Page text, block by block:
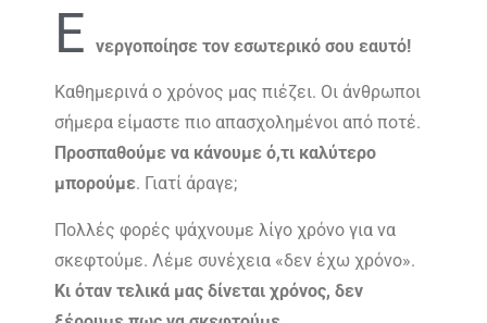
Ε νεργοποίησε τον εσωτερικό σου εαυτό!
Καθημερινά ο χρόνος μας πιέζει. Οι άνθρωποι
σήμερα είμαστε πιο απασχολημένοι από ποτέ.
Προσπαθούμε να κάνουμε ό,τι καλύτερο
μπορούμε. Γιατί άραγε;
Πολλές φορές ψάχνουμε λίγο χρόνο για να
σκεφτούμε. Λέμε συνέχεια «δεν έχω χρόνο».
Κι όταν τελικά μας δίνεται χρόνος, δεν